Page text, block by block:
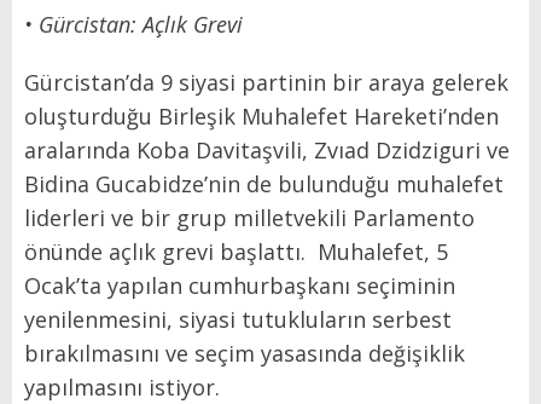
• Gürcistan: Açlık Grevi
Gürcistan’da 9 siyasi partinin bir araya gelerek
oluşturduğu Birleşik Muhalefet Hareketi’nden
aralarında Koba Davitaşvili, Zvıad Dzidziguri ve
Bidina Gucabidze’nin de bulunduğu muhalefet
liderleri ve bir grup milletvekili Parlamento
önünde açlık grevi başlattı. Muhalefet, 5
Ocak’ta yapılan cumhurbaşkanı seçiminin
yenilenmesini, siyasi tutukluların serbest
bırakılmasını ve seçim yasasında değişiklik
yapılmasını istiyor.